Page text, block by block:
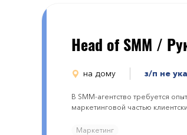
Head of SMM /
на дому з/п не
В SMM-агентство требуется
маркетинговой частью
Маркетинг